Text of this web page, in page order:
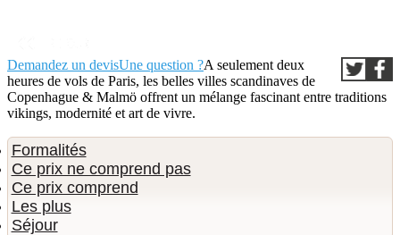
Demandez un devisUne question ?A seulement deux
heures de vols de Paris, les belles villes scandinaves de
Copenhague & Malmö offrent un mélange fascinant entre traditions
vikings, modernité et art de vivre.
Formalités
Ce prix ne comprend pas
Ce prix comprend
Les plus
Séjour